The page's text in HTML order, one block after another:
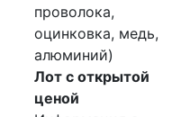
проволока,
оцинковка, медь,
алюминий)
Лот с открытой
ценой